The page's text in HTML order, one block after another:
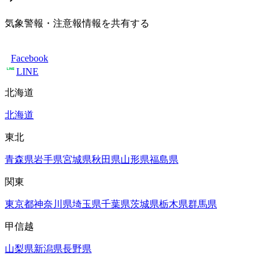
気象警報・注意報情報を共有する
Facebook
LINE
北海道
北海道
東北
青森県岩手県宮城県秋田県山形県福島県
関東
東京都神奈川県埼玉県千葉県茨城県栃木県群馬県
甲信越
山梨県新潟県長野県